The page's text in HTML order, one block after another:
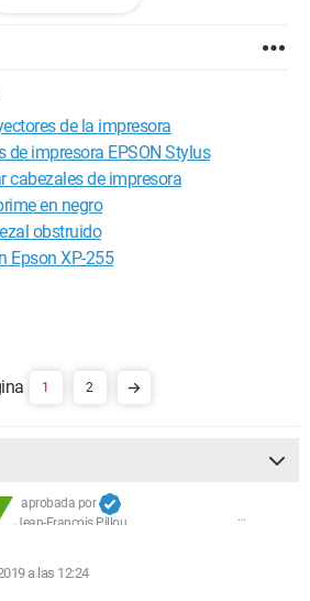
de la impresora
de impresora EPSON Stylus
cabezales de impresora
en negro
obstruido
Epson XP-255
1 2
aprobada por
Jean-François Pillou
a las 12:24